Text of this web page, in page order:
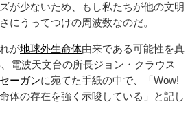
が少ないため、もし私たちが他の文明
にうってつけの周波数なのだ。
が地球外生命体由来である可能性を真
電波天文台の所長ジョン・クラウス
ーガンに宛てた手紙の中で、「Wow!
体の存在を強く示唆している」と記し